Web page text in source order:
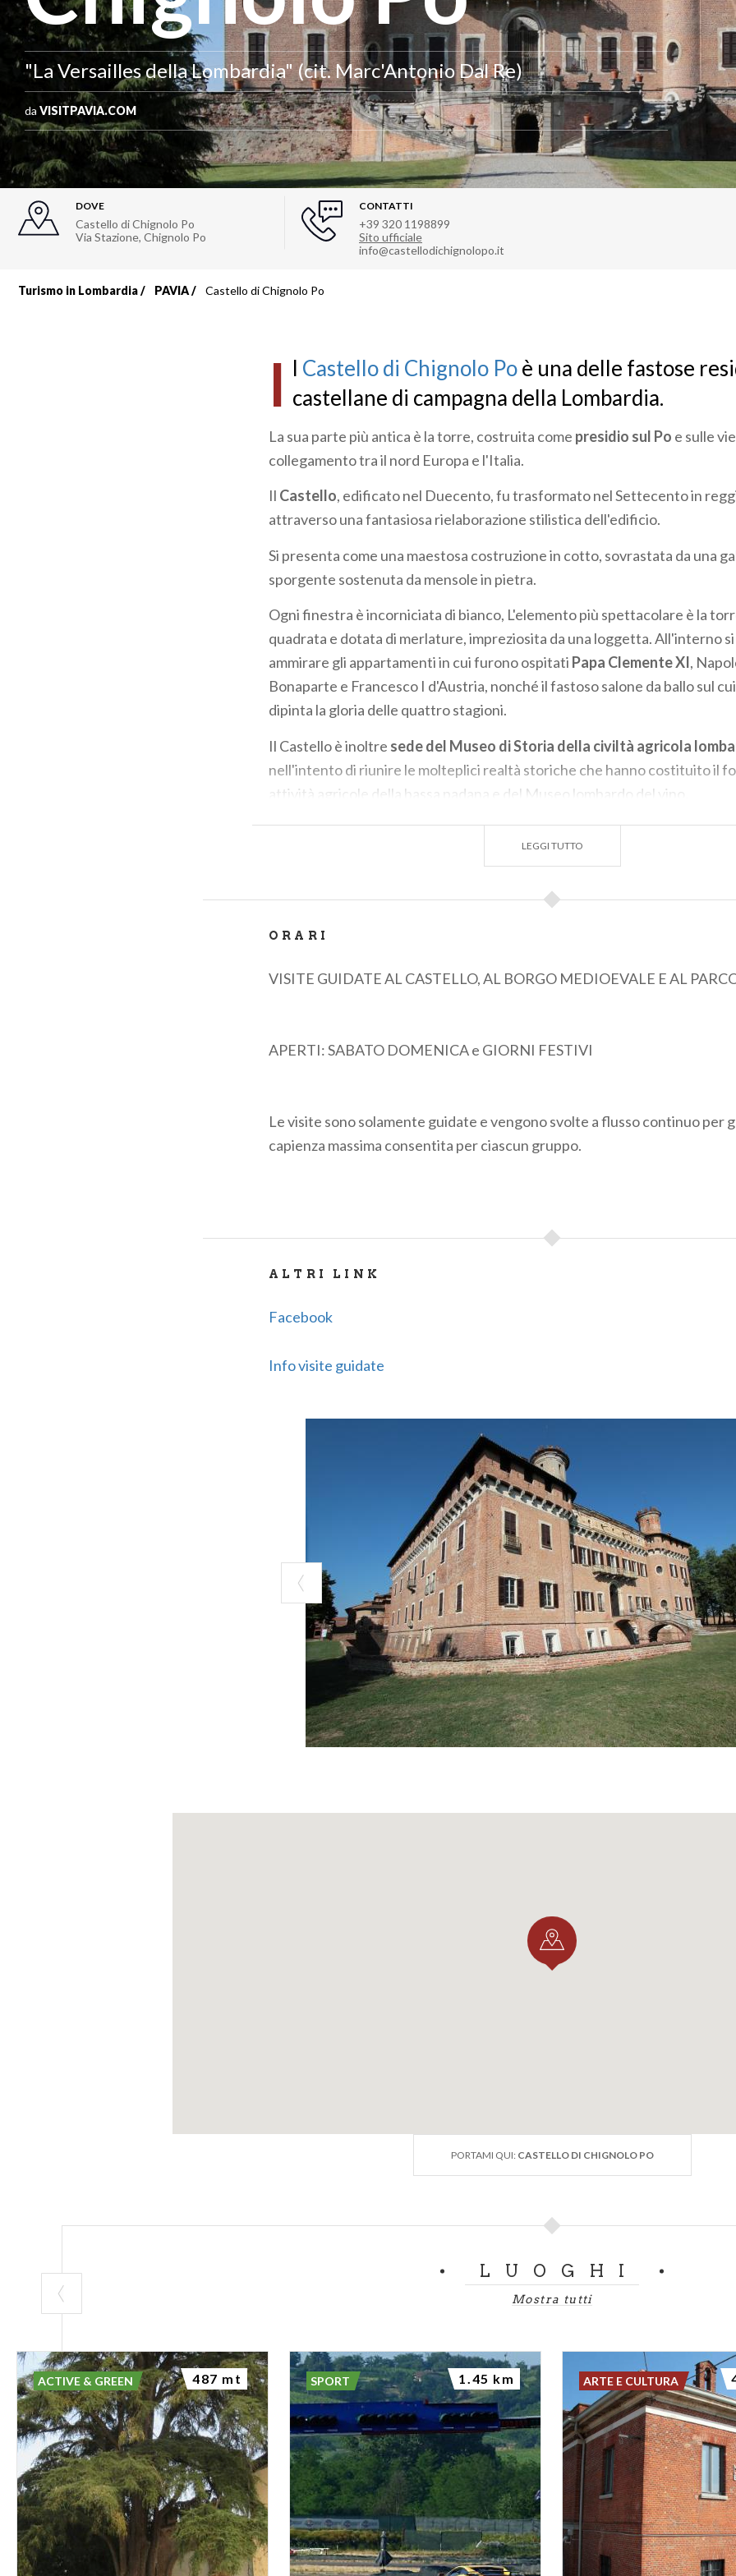
"La Versailles della Lombardia" (cit. Marc'Antonio Dal Re)
da VISITPAVIA.COM
DOVE
Castello di Chignolo Po
Via Stazione, Chignolo Po
CONTATTI
+39 320 1198899
Sito ufficiale
info@castellodichignolopo.it
Turismo in Lombardia PAVIA Castello di Chignolo Po
I l Castello di Chignolo Poè una delle fastose
castellane di campagna della Lombardia.
La sua parte più antica è la torre, costruita come presidio sul Po e sulle
collegamento tra il nord Europa e l'Italia.
Il Castello, edificato nel Duecento, fu trasformato nel Settecento in
attraverso una fantasiosa rielaborazione stilistica dell'edificio.
Si presenta come una maestosa costruzione in cotto, sovrastata da una
sporgente sostenuta da mensole in pietra.
Ogni finestra è incorniciata di bianco, L'elemento più spettacolare è la
quadrata e dotata di merlature, impreziosita da una loggetta. All'interno
ammirare gli appartamenti in cui furono ospitati Papa Clemente XI,
Bonaparte e Francesco I d'Austria, nonché il fastoso salone da ballo sul
dipinta la gloria delle quattro stagioni.
Il Castello è inoltre sede del Museo di Storia della civiltà agricola
nell'intento di riunire le molteplici realtà storiche che hanno costituito il
attività agricole della bassa padana e del Museo lombardo del vino.
Il percorso di visita ha lo scopo di far ammirare il complesso monumentale
Chignolo Po e di valorizzare la storia del suo secolare regio feudo e della
dimora privata.
Si ricorda che non è possibile fare fotografie all’interno del monumento
LEGGI TUTTO
ORARI
VISITE GUIDATE AL CASTELLO, AL BORGO MEDIOEVALE E AL
APERTI: SABATO DOMENICA e GIORNI FESTIVI
Le visite sono solamente guidate e vengono svolte a flusso continuo per
capienza massima consentita per ciascun gruppo.
ALTRI LINK
Facebook
Info visite guidate
PORTAMI QUI: CASTELLO DI CHIGNOLO PO
LUOGHI
Mostra tutti
ACTIVE & GREEN 487 mt SPORT 1.45 km ARTE E CULTURA